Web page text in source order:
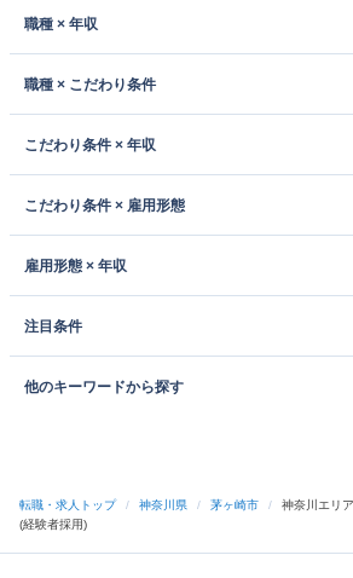
職種 × 年収
職種 × こだわり条件
こだわり条件 × 年収
こだわり条件 × 雇用形態
雇用形態 × 年収
注目条件
他のキーワードから探す
転職・求人トップ / 神奈川県 / 茅ヶ崎市 /
神奈川エリ
(経験者採用)